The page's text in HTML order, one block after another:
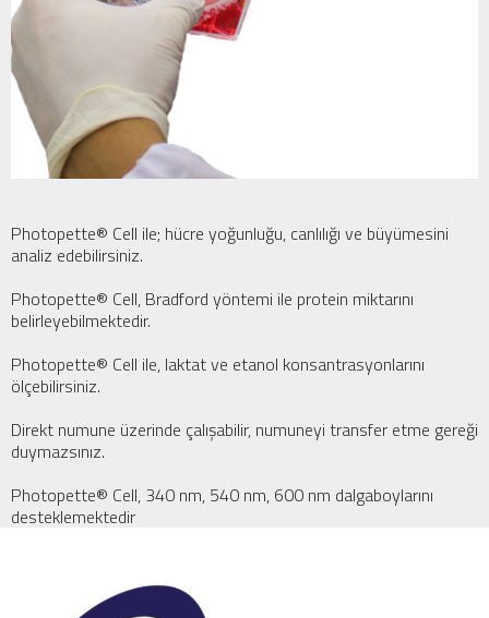
Photopette® Cell ile; hücre yoğunluğu, canlılığı ve büyümesini
analiz edebilirsiniz.
Photopette® Cell, Bradford yöntemi ile protein miktarını
belirleyebilmektedir.
Photopette® Cell ile, laktat ve etanol konsantrasyonlarını
ölçebilirsiniz.
Direkt numune üzerinde çalışabilir, numuneyi transfer etme gereği
duymazsınız.
Photopette® Cell, 340 nm, 540 nm, 600 nm dalgaboylarını
desteklemektedir